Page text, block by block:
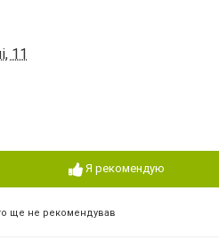
11
Я рекомендую
ще не рекомендував